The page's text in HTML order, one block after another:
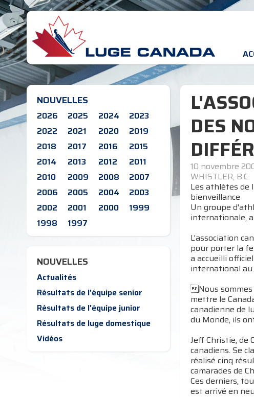
NOUVELLES
2026 2025 2024
2023
2022
2021 2020
2019
2018
2017 2016
2015
2014
2013 2012
2011
2010
2009 2008
2007
2006
2005 2004
2003
2002
2001 2000
1999
1998
1997
NOUVELLES
Actualités
Résultats de l'équipe senior
Résultats de l'équipe junior
Résultats de luge domestique
Vidéos
DES
10 novembre
WHISTLER, B.C.
Les athlètes de
bienveillance
Un groupe
internationale,
L'association
pour porter la
a accueilli
international au
Nous sommes
mettre le
canadienne de
du Monde, ils
Jeff Christie, de
canadiens. Se
réalisé cinq
camarades de
Ces derniers,
est arrivé en